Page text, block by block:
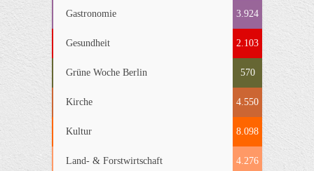
Gastronomie 3.924
Gesundheit 2.103
Grüne Woche Berlin 570
Kirche 4.550
Kultur 8.098
Land- & Forstwirtschaft 4.276